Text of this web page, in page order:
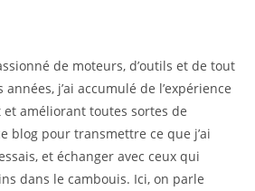
de moteurs, d’outils et de tout
j’ai accumulé de l’expérience
améliorant toutes sortes de
blog pour transmettre ce que j’ai
et échanger avec ceux qui
dans le cambouis. Ici, on parle